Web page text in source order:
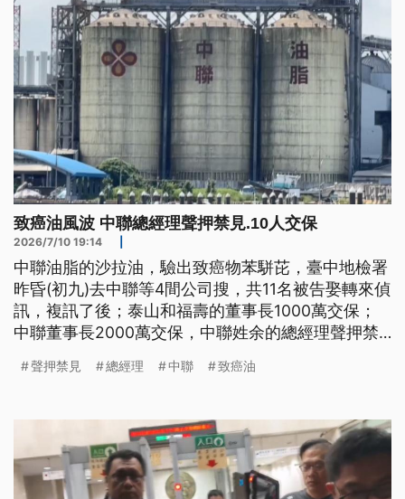
致癌油風波 中聯總經理聲押禁見.10人交保
2026/7/10 19:14
中聯油脂的沙拉油，驗出致癌物苯駢芘，臺中地檢署
昨昏(初九)去中聯等4間公司搜，共11名被告娶轉來偵
訊，複訊了後；泰山和福壽的董事長1000萬交保；
中聯董事長2000萬交保，中聯姓余的總經理聲押禁
影響的業者40間，至今已經有65間業者受影響，啊
言為台語文）
聲押禁見 總經理 中聯 致癌油